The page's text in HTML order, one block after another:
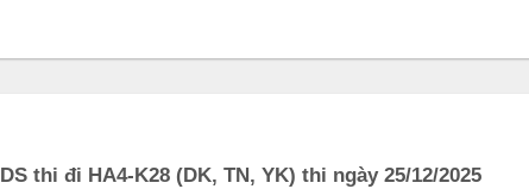
DS thi đi HA4-K28 (DK, TN, YK) thi ngày 25/12/2025